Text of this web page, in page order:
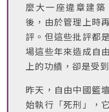
麼大一座違章建
後，由於管理上時
評。但這些批評都
場這些年來造成自
上的功績，卻是受
昨天，自由中國籃
始執行「死刑」，